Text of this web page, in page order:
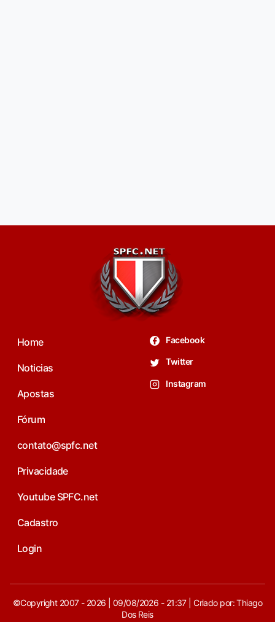
Home
Noticias
Apostas
Fórum
contato@spfc.net
Privacidade
Youtube SPFC.net
Cadastro
Login
Facebook
Twitter
Instagram
©Copyright 2007 - 2026 | 09/08/2026 - 21:37 | Criado por: Thiago
Dos Reis